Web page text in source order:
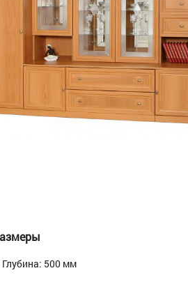
Глубина: 500 мм